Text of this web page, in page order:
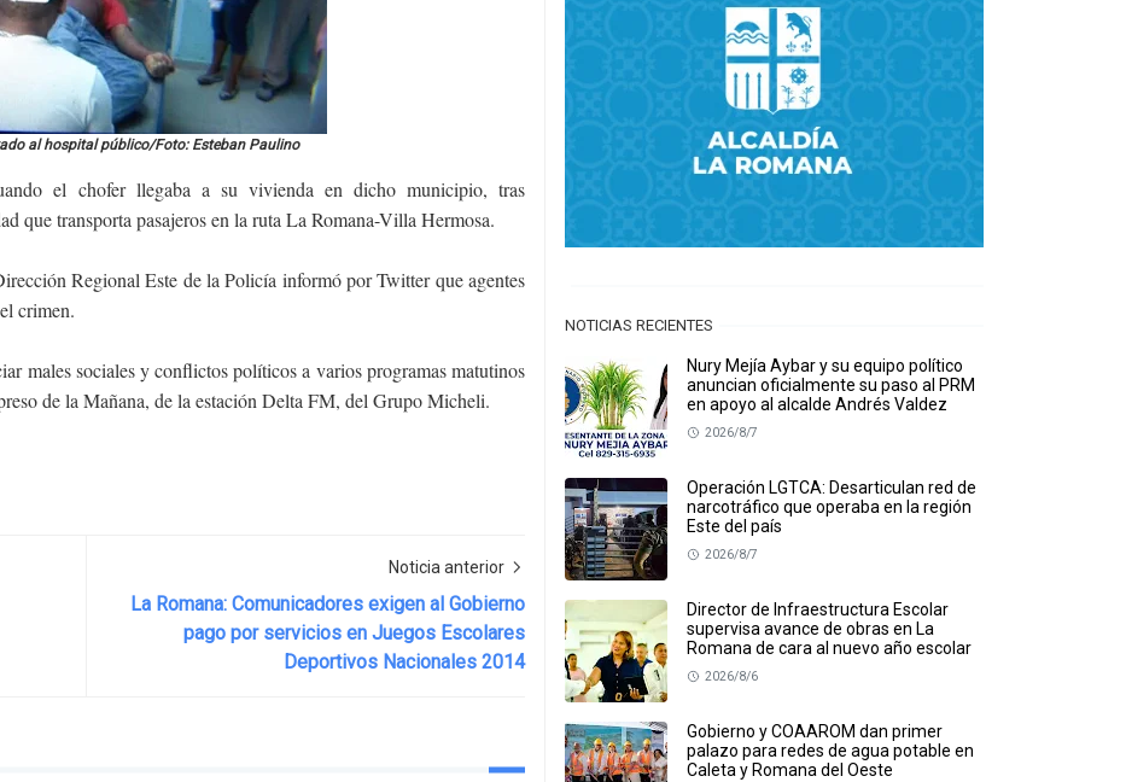
al hospital público/Foto: Esteban Paulino
el chofer llegaba a su vivienda en dicho municipio, tras
que transporta pasajeros en la ruta La Romana-Villa Hermosa.
Regional Este de la Policía informó por Twitter que agentes
crimen.
males sociales y conflictos políticos a varios programas matutinos
de la Mañana, de la estación Delta FM, del Grupo Micheli.
Noticia anterior
La Romana: Comunicadores exigen al Gobierno
pago por servicios en Juegos Escolares
Deportivos Nacionales 2014
NOTICIAS RECIENTES
Nury Mejía Aybar y su equipo político
anuncian oficialmente su paso al PRM
en apoyo al alcalde Andrés Valdez
2026/8/7
Operación LGTCA: Desarticulan red de
narcotráfico que operaba en la región
Este del país
2026/8/7
Director de Infraestructura Escolar
supervisa avance de obras en La
Romana de cara al nuevo año escolar
2026/8/6
Gobierno y COAAROM dan primer
palazo para redes de agua potable en
Caleta y Romana del Oeste